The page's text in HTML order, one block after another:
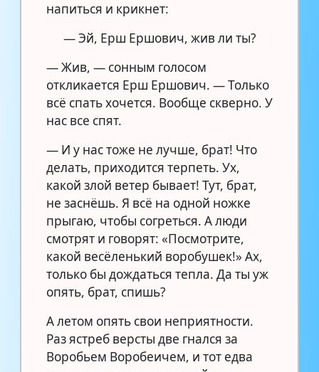
напиться и крикнет:
— Эй, Ерш Ершович, жив ли ты?
— Жив, — сонным голосом
откликается Ерш Ершович. — Только
всё спать хочется. Вообще скверно. У
нас все спят.
— И у нас тоже не лучше, брат! Что
делать, приходится терпеть. Ух,
какой злой ветер бывает! Тут, брат,
не заснёшь. Я всё на одной ножке
прыгаю, чтобы согреться. А люди
смотрят и говорят: «Посмотрите,
какой весёленький воробушек!» Ах,
только бы дождаться тепла. Да ты уж
опять, брат, спишь?
А летом опять свои неприятности.
Раз ястреб версты две гнался за
Воробьем Воробеичем, и тот едва